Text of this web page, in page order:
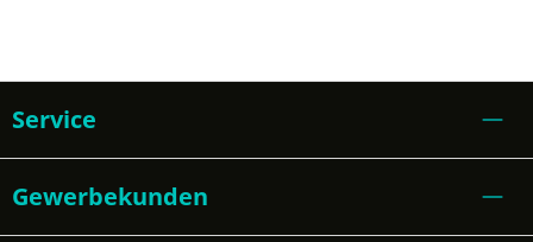
Service
Gewerbekunden